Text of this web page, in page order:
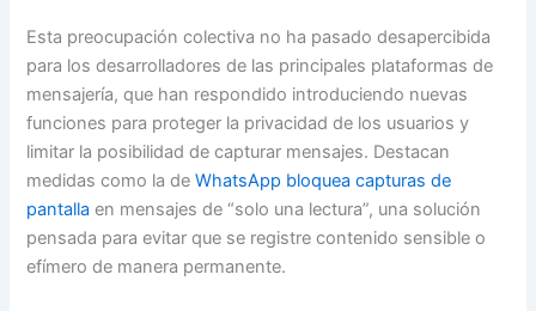
Esta preocupación colectiva no ha pasado desapercibida
para los desarrolladores de las principales plataformas de
mensajería, que han respondido introduciendo nuevas
funciones para proteger la privacidad de los usuarios y
limitar la posibilidad de capturar mensajes. Destacan
medidas como la deWhatsApp bloquea capturas de
pantalla en mensajes de “solo una lectura”, una solución
pensada para evitar que se registre contenido sensible o
efímero de manera permanente.